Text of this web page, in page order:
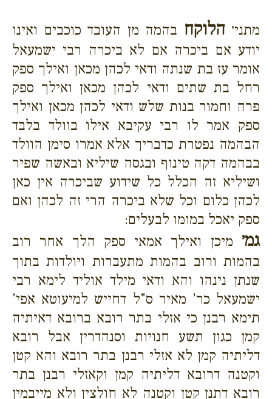
מתני׳הלוקח בהמה מן העובד כוכבים ואינו
יודע אם ביכרה אם לא ביכרה רבי ישמעאל
אומר עז בת שנתה ודאי לכהן מכאן ואילך ספק
רחל בת שתים ודאי לכהן מכאן ואילך ספק
פרה וחמור בנות שלש ודאי לכהן מכאן ואילך
ספק אמר לו רבי עקיבא אילו בוולד בלבד
הבהמה נפטרת כדבריך אלא אמרו סימן הוולד
בבהמה דקה טינוף ובגסה שיליא ובאשה שפיר
ושיליא זה הכלל כל שידוע שביכרה אין כאן
לכהן כלום וכל שלא ביכרה הרי זה לכהן ואם
ספק יאכל במומו לבעלים:
גמ׳ מיכן ואילך אמאי ספק הלך אחר רוב
בהמות ורוב בהמות מתעברות ויולדות בתוך
שנתן נינהו והא ודאי מילד אוליד לימא רבי
ישמעאל כר' מאיר ס"ל דחייש למיעוטא אפי'
תימא רבנן כי אזלי בתר רובא ברובא דאיתיה
קמן כגון תשע חנויות וסנהדרין אבל רובא
דליתיה קמן לא אזלי רבנן בתר רובא והא קטן
וקטנה דרובא דליתיה קמן וקאזלי רבנן בתר
רובא דתנן קטן וקטנה לא חולצין ולא מייבמין